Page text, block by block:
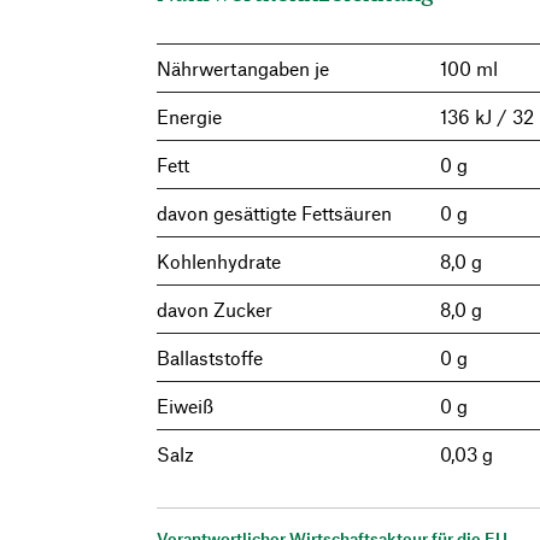
Nährwertangaben je 100 ml
Energie 136 kJ / 32
Fett 0 g
davon gesättigte Fettsäuren 0 g
Kohlenhydrate 8,0 g
davon Zucker 8,0 g
Ballaststoffe 0 g
Eiweiß 0 g
Salz 0,03 g